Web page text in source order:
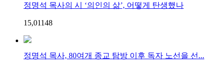
정명석 목사의 시 ‘의인의 삶’, 어떻게 탄생했나
15,01148
정명석 목사, 80여개 종교 탐방 이후 독자 노선을 선...